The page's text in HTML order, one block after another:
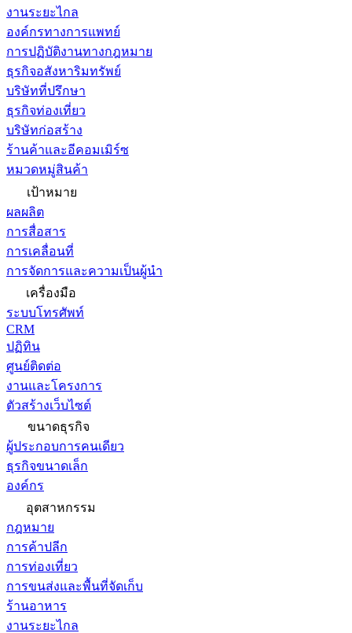
งานระยะไกล
องค์กรทางการแพทย์
การปฏิบัติงานทางกฎหมาย
ธุรกิจอสังหาริมทรัพย์
บริษัทที่ปรึกษา
ธุรกิจท่องเที่ยว
บริษัทก่อสร้าง
ร้านค้าและอีคอมเมิร์ซ
หมวดหมู่สินค้า
เป้าหมาย
ผลผลิต
การสื่อสาร
การเคลื่อนที่
การจัดการและความเป็นผู้นำ
เครื่องมือ
ระบบโทรศัพท์
CRM
ปฏิทิน
ศูนย์ติดต่อ
งานและโครงการ
ตัวสร้างเว็บไซต์
ขนาดธุรกิจ
ผู้ประกอบการคนเดียว
ธุรกิจขนาดเล็ก
องค์กร
อุตสาหกรรม
กฎหมาย
การค้าปลีก
การท่องเที่ยว
การขนส่งและพื้นที่จัดเก็บ
ร้านอาหาร
งานระยะไกล